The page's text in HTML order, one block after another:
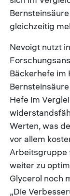
gleichzeitig
Nevoigt nutzt
Bäckerhefe im
Hefe im
Werten, was
vor allem
Arbeitsgruppe
weiter zu
Glycerol noch
„Die